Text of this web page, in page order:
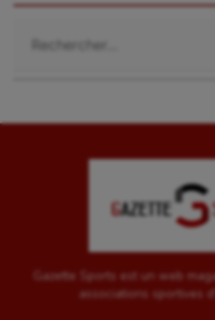
Gazette Sports est un web
associations sportives